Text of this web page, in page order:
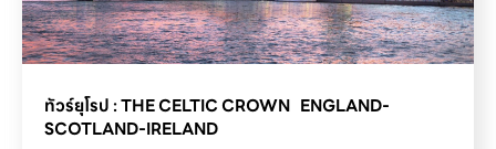
ทัวร์ยุโรป : THE CELTIC CROWN   ENGLAND-
SCOTLAND-IRELAND